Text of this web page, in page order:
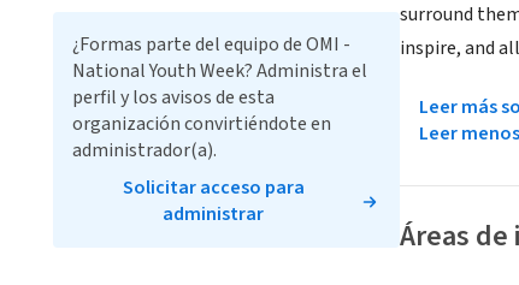
surround
inspire, and
Leer más
Leer
Áreas
¿Formas parte del equipo de OMI -
National Youth Week? Administra el
perfil y los avisos de esta
organización convirtiéndote en
administrador(a).
Solicitar acceso para
administrar